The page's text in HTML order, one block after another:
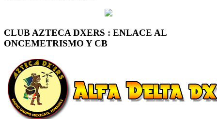
CLUB AZTECA DXERS : ENLACE AL
ONCEMETRISMO Y CB